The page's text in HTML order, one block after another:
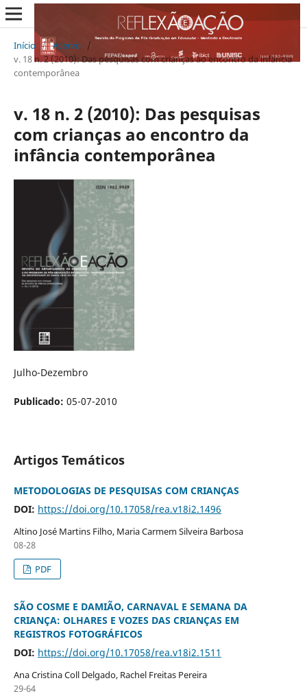
Início / Acervo
/
v. 18 n. 2 (2010): Das pesquisas com crianças ao encontro da infância
contemporânea
v. 18 n. 2 (2010): Das pesquisas
com crianças ao encontro da
infância contemporânea
Julho-Dezembro
Publicado: 05-07-2010
Artigos Temáticos
METODOLOGIAS DE PESQUISAS COM CRIANÇAS
DOI: https://doi.org/10.17058/rea.v18i2.1496
Altino José Martins Filho, Maria Carmem Silveira Barbosa
08-28
PDF
SÃO COSME E DAMIÃO, CARNAVAL E SEMANA DA
CRIANÇA: OLHARES E VOZES DAS CRIANÇAS EM
REGISTROS FOTOGRÁFICOS
DOI: https://doi.org/10.17058/rea.v18i2.1511
Ana Cristina Coll Delgado, Rachel Freitas Pereira
29-64